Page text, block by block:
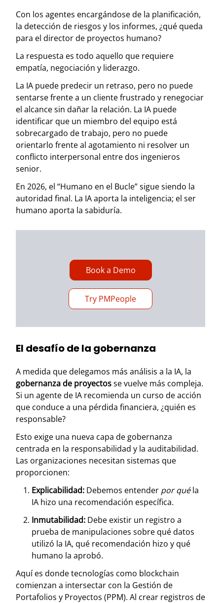
Con los agentes encargándose de la planificación,
la detección de riesgos y los informes, ¿qué queda
para el director de proyectos humano?
La respuesta es todo aquello que requiere
empatía, negociación y liderazgo.
La IA puede predecir un retraso, pero no puede
sentarse frente a un cliente frustrado y renegociar
el alcance sin dañar la relación. La IA puede
identificar que un miembro del equipo está
sobrecargado de trabajo, pero no puede
orientarlo frente al agotamiento ni resolver un
conflicto interpersonal entre dos ingenieros
senior.
En 2026, el “Humano en el Bucle” sigue siendo la
autoridad final. La IA aporta la inteligencia; el ser
humano aporta la sabiduría.
Book a Demo
Try PMPeople
El desafío de la gobernanza
A medida que delegamos más análisis a la IA, la
gobernanza de proyectosse vuelve más compleja.
Si un agente de IA recomienda un curso de acción
que conduce a una pérdida financiera, ¿quién es
responsable?
Esto exige una nueva capa de gobernanza
centrada en la responsabilidad y la auditabilidad.
Las organizaciones necesitan sistemas que
proporcionen:
Explicabilidad: Debemos entender por quéla
IA hizo una recomendación específica.
Inmutabilidad: Debe existir un registro a
prueba de manipulaciones sobre qué datos
utilizó la IA, qué recomendación hizo y qué
humano la aprobó.
Aquí es donde tecnologías como blockchain
comienzan a intersectar con la Gestión de
Portafolios y Proyectos (PPM). Al crear registros de